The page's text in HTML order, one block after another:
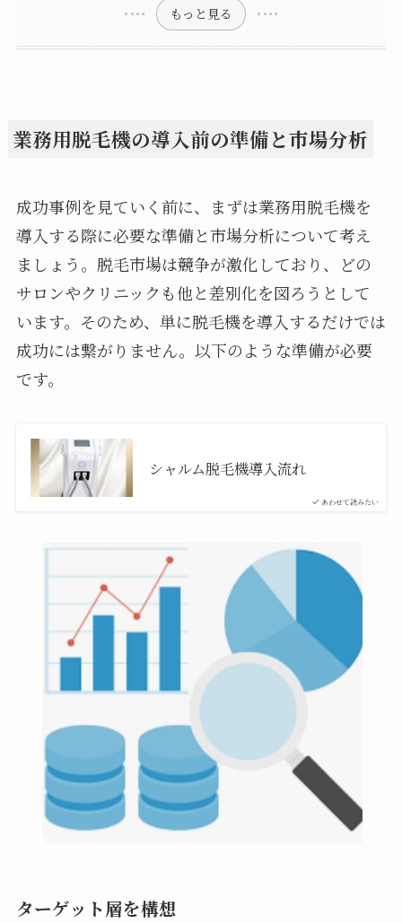
もっと見る
業務用脱毛機の導入前の準備と市場分析
成功事例を見ていく前に、まずは業務用脱毛機を
導入する際に必要な準備と市場分析について考え
ましょう。脱毛市場は競争が激化しており、どの
サロンやクリニックも他と差別化を図ろうとして
います。そのため、単に脱毛機を導入するだけでは
成功には繋がりません。以下のような準備が必要
です。
あわせて読みたい
シャルム脱毛機導入流れ
ターゲット層を構想